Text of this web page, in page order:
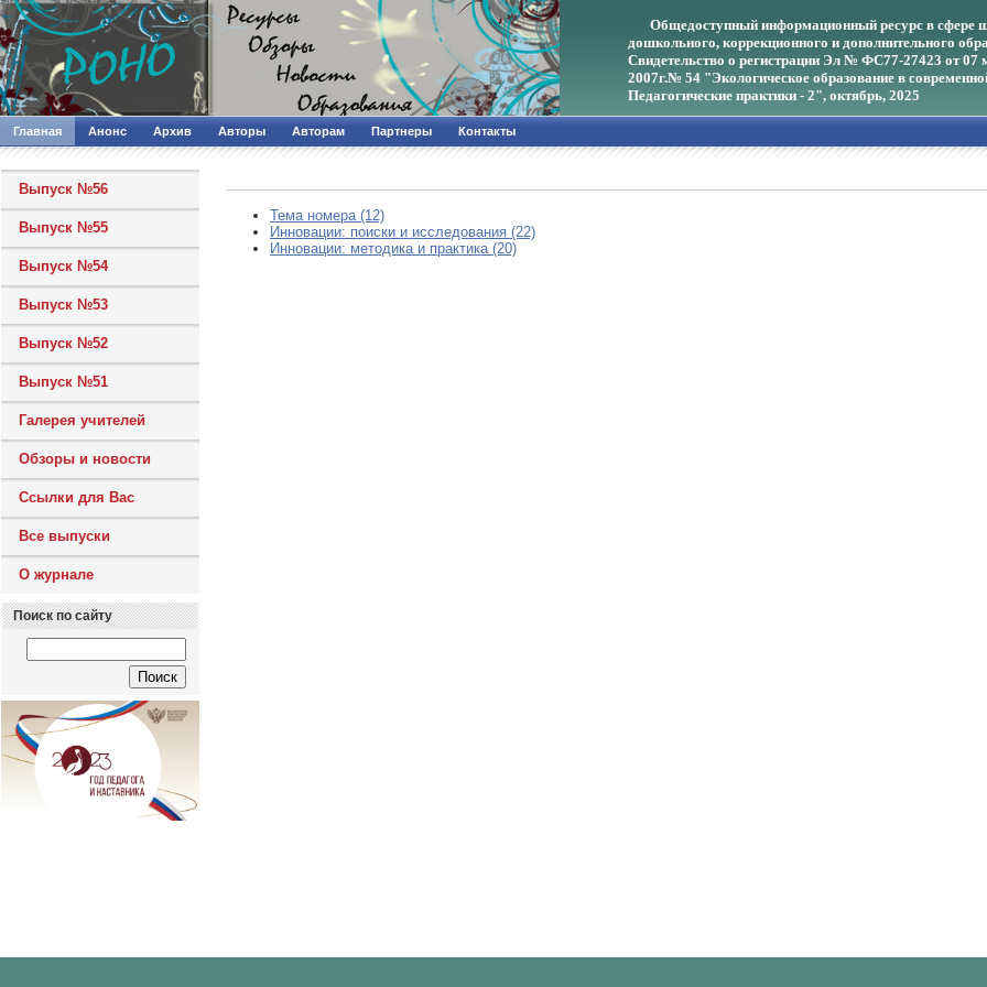
Общедоступный информационный ресурс в сфере
дошкольного, коррекционного и дополнительного
Свидетельство о регистрации Эл № ФС77-27423 от 07
2007г.№ 54 "Экологическое образование в
Педагогические практики - 2", октябрь, 2025
Главная Анонс Архив Авторы Авторам Партнеры Контакты
Выпуск №56
Выпуск №55
Выпуск №54
Выпуск №53
Выпуск №52
Выпуск №51
Галерея учителей
Обзоры и новости
Ссылки для Вас
Все выпуски
О журнале
Поиск по сайту
Тема номера (12)
Инновации: поиски и исследования (22)
Инновации: методика и практика (20)